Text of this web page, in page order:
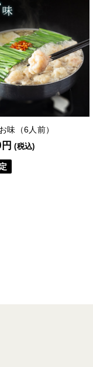
味（6人前）
円 (税込)